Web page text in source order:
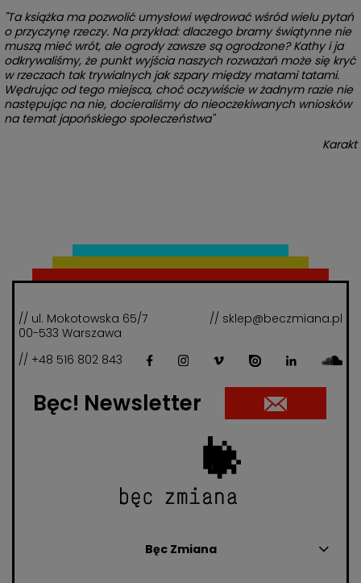
"Ta książka ma pozwolić umysłowi wędrować wśród wielu pytań
o przyczynę rzeczy. Na przykład: dlaczego bramy świątynne nie
muszą mieć wrót, ale ogrody zawsze są ogrodzone? Kathy i ja
odkrywaliśmy, że punkt wyjścia naszych rozważań może się kryć
w rzeczach tak trywialnych jak szpary między matami tatami.
Wędrując od tego miejsca, choć oczywiście w żadnym razie nie
następując na nie, docieraliśmy do nieoczekiwanych wniosków
na temat japońskiego społeczeństwa"
Karakt
// ul. Mokotowska 65/7
00-533 Warszawa
// sklep@beczmiana.pl
// +48 516 802 843
Bęc! Newsletter
Bęc Zmiana